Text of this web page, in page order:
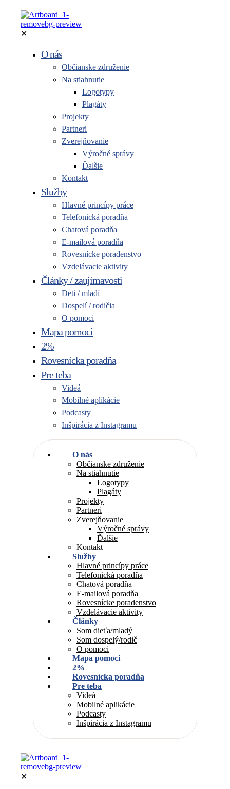
✕
O nás
Občianske združenie
Na stiahnutie
Logotypy
Plagáty
Projekty
Partneri
Zverejňovanie
Výročné správy
Ďalšie
Kontakt
Služby
Hlavné princípy práce
Telefonická poradňa
Chatová poradňa
E-mailová poradňa
Rovesnícke poradenstvo
Vzdelávacie aktivity
Články / zaujímavosti
Deti / mladí
Dospelí / rodičia
O pomoci
Mapa pomoci
2%
Rovesnícka poradňa
Pre teba
Videá
Mobilné aplikácie
Podcasty
Inšpirácia z Instagramu
O nás
Občianske združenie
Na stiahnutie
Logotypy
Plagáty
Projekty
Partneri
Zverejňovanie
Výročné správy
Ďalšie
Kontakt
Služby
Hlavné princípy práce
Telefonická poradňa
Chatová poradňa
E-mailová poradňa
Rovesnícke poradenstvo
Vzdelávacie aktivity
Články
Som dieťa/mladý
Som dospelý/rodič
O pomoci
Mapa pomoci
2%
Rovesnícka poradňa
Pre teba
Videá
Mobilné aplikácie
Podcasty
Inšpirácia z Instagramu
✕